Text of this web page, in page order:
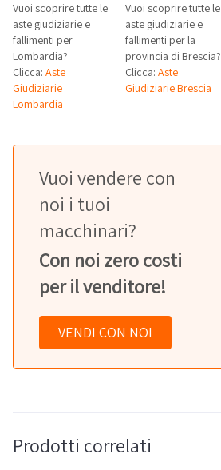
Vuoi scoprire tutte le
aste giudiziarie e
fallimenti per
Lombardia?
Clicca: Aste
Giudiziarie
Lombardia
Vuoi scoprire tutte le
aste giudiziarie e
fallimenti per la
provincia di Brescia?
Clicca:Aste
Giudiziarie Brescia
Vuoi vendere con
noi i tuoi
macchinari?
Con noi zero costi
per il venditore!
VENDI CON NOI
Prodotti correlati